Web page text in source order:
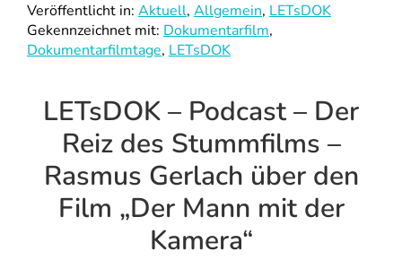
Veröffentlicht in: Aktuell, Allgemein, LETsDOK
Gekennzeichnet mit: Dokumentarfilm,
Dokumentarfilmtage, LETsDOK
LETsDOK – Podcast – Der
Reiz des Stummfilms –
Rasmus Gerlach über den
Film „Der Mann mit der
Kamera“